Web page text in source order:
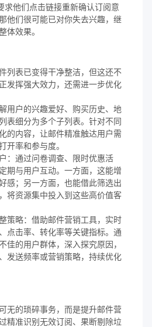
求他们点击链接重新确认订阅意
他们很可能已对你失去兴趣，继
体效果。
列表已变得干净整洁，但这还不
发挥强大效力，还需进一步优化
用户的兴趣爱好、购买历史、地
表细分为多个子列表。针对不同
的内容，让邮件精准触达用户需
开率和参与度。
：通过问卷调查、限时优惠活
期与用户互动。一方面，这能增
感；另一方面，也能借此筛选出
将资源集中投入到这些高价值客
策略：借助邮件营销工具，实时
点击率、转化率等关键指标。通
佳的用户群体，深入探究原因，
发送频率或营销策略，持续优化
无的琐碎事务，而是提升邮件营
精准识别无效订阅、果断剔除垃